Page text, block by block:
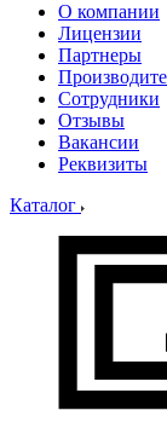
О компании
Лицензии
Партнеры
Сотрудники
Отзывы
Вакансии
Реквизиты
Каталог